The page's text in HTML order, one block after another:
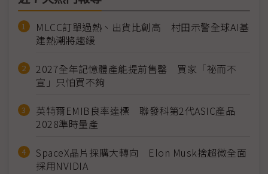
MLCC訂單過熱、出貨比創高 村田示警全球AI基
建熱潮將趨緩
2027全年記憶體產能提前售罄 買家「祕而不
宣」只怕買不夠
英特爾EMIB良率達標 聯發科第2代ASIC產品
2028準時量產
SpaceX晶片採購大轉向 Elon Musk捨超微全面
採用NVIDIA